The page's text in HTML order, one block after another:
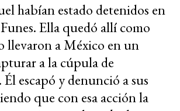
habían estado detenidos en
Ella quedó allí como
llevaron a México en un
a la cúpula de
escapó y denunció a sus
que con esa acción la